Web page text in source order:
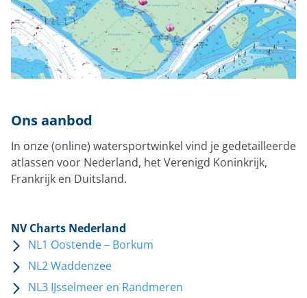
Ons aanbod
In onze (online) watersportwinkel vind je gedetailleerde
atlassen voor Nederland, het Verenigd Koninkrijk,
Frankrijk en Duitsland.
NV Charts Nederland
NL1 Oostende – Borkum
NL2 Waddenzee
NL3 IJsselmeer en Randmeren